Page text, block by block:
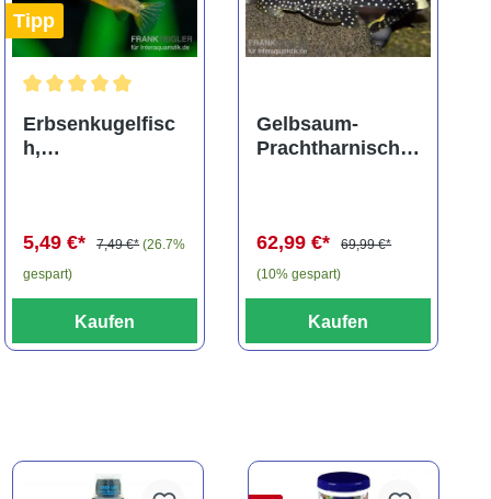
Tipp
Erbsenkugelfisc
h,
5,49 €*
7,49 €* (26.7%
gespart)
Kaufen
Gelbsaum-
Prachtharnischw
62,99 €*
69,99 €*
(10% gespart)
Kaufen